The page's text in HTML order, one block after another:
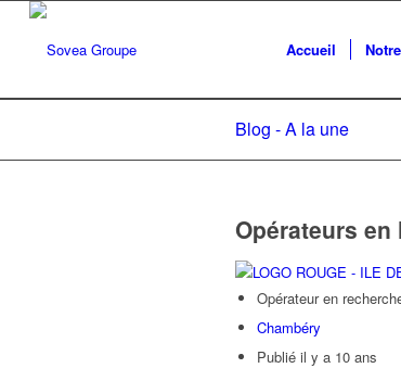
Accueil
Blog - A la une
Opérateurs
Opérateur en
Chambéry
Publié il y a 10 ans